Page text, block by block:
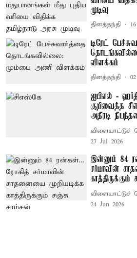
முடிவு
தினத்தந்தி
டிரேட்
விளக்கம்
தினத்தந்தி
ஐபிஎல் -
குறிவைத்த
அதிரடி
விளையாட்டுச்
27 Jul 2026
இன்னும் 84
சர்மாவின்
விளையாட்டுச்
24 Jun 2026